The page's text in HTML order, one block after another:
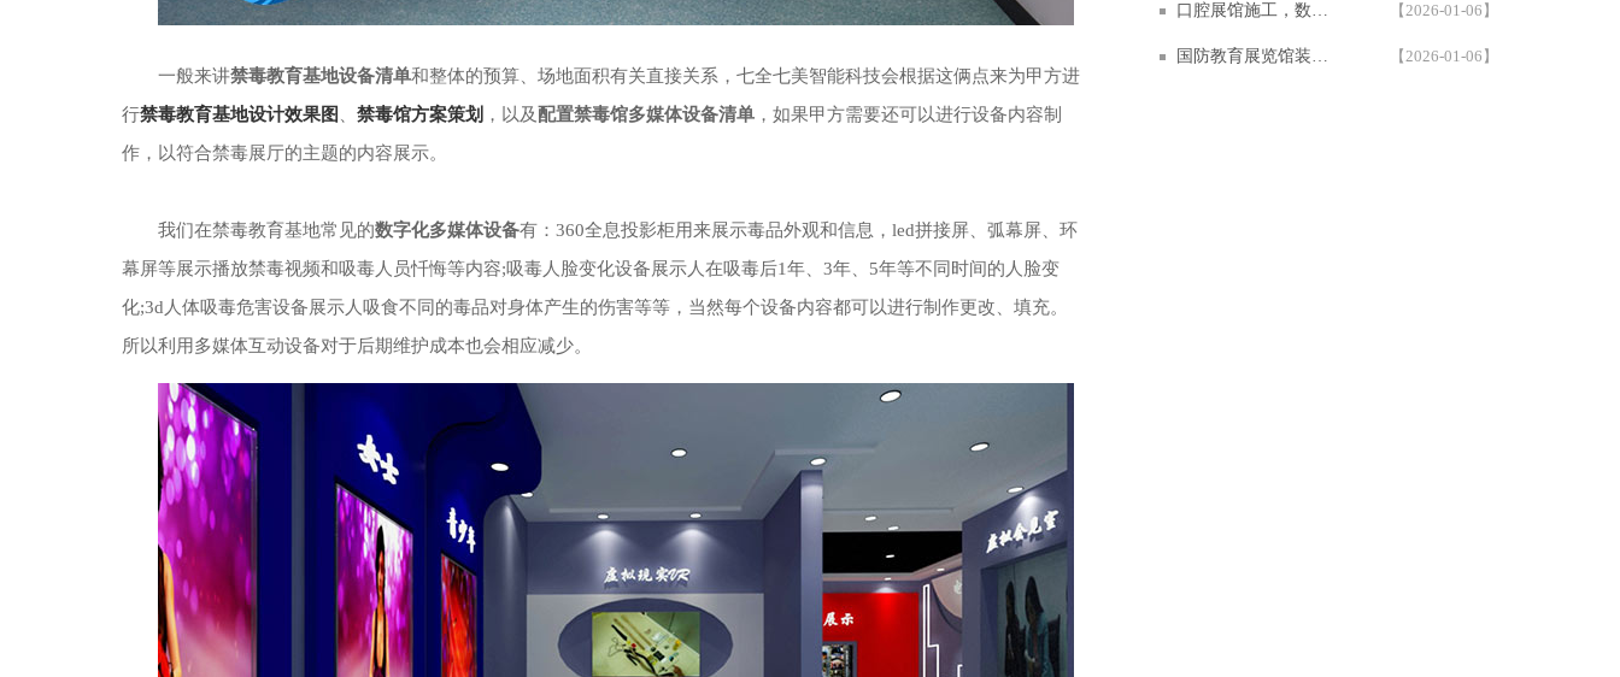
一般来讲禁毒教育基地设备清单和整体的预算、场地面积有关直接关系，七全七美智能科技会根据这俩点来为甲方进
行禁毒教育基地设计效果图 禁毒馆方案策划 ，以及 配置禁毒馆多媒体设备清单，如果甲方需要还可以进行设备内容制
作，以符合禁毒展厅的主题的内容展示。
我们在禁毒教育基地常见的数字化多媒体设备有：360全息投影柜用来展示毒品外观和信息，led拼接屏、弧幕屏、环
幕屏等展示播放禁毒视频和吸毒人员忏悔等内容;吸毒人脸变化设备展示人在吸毒后1年、3年、5年等不同时间的人脸变
化;3d人体吸毒危害设备展示人吸食不同的毒品对身体产生的伤害等等，当然每个设备内容都可以进行制作更改、填充。
所以利用多媒体互动设备对于后期维护成本也会相应减少。
口腔展馆施工，数字化口腔医学博物馆专业解决方案，以设计施工一体化助力口腔健康科普教育阵地建设 【2026-01-06】
国防教育展览馆装修设计，人防博物馆沉浸式解决方案，以设计施工一体化筑牢国防教育阵地根基 【2026-01-06】